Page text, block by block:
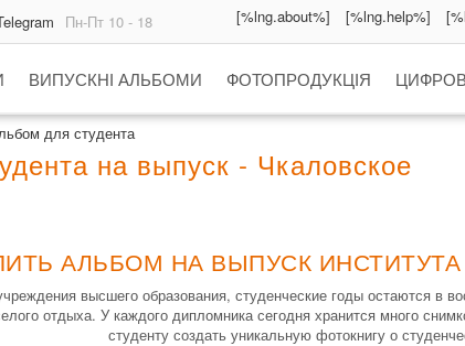
Пн-Пт 10 - 18 [%lng.about%] [%lng.help%]
ВИПУСКНІ АЛЬБОМИ ФОТОПРОДУКЦІЯ
для студента
на выпуск - Чкаловское
АЛЬБОМ НА ВЫПУСК
высшего образования, студенческие годы остаются в
отдыха. У каждого дипломника сегодня хранится много
студенту создать уникальную фотокнигу о